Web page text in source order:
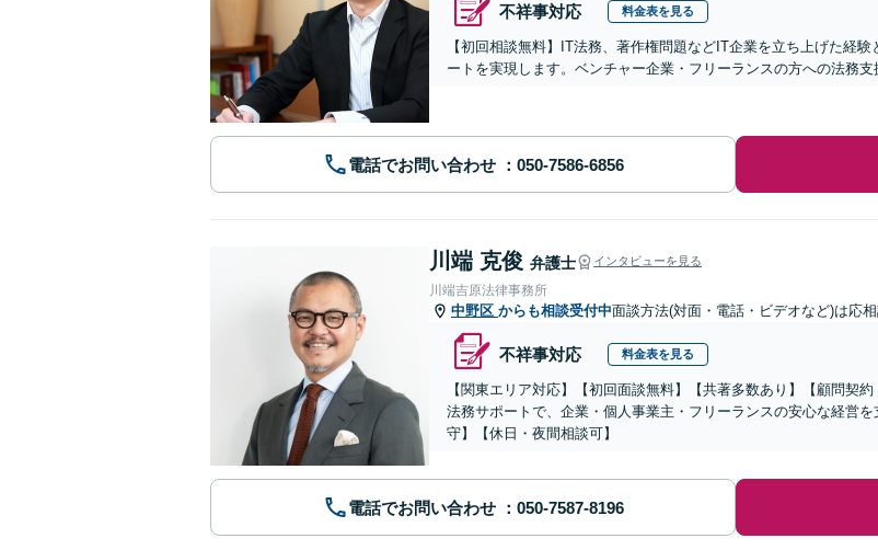
不祥事対応 料金表を見る
【初回相談無料】IT法務、著作権問題などIT企業を立ち上げた経
ートを実現します。ベンチャー企業・フリーランスの方への法務支
電話でお問い合わせ
川端 克俊 弁護士 インタビューを見る
川端吉原法律事務所
中野区 からも相談受付中面談方法(対面・電話・ビデオなど)は応
不祥事対応 料金表を見る
【関東エリア対応】【初回面談無料】【共著多数あり】【顧問契
法務サポートで、企業・個人事業主・フリーランスの安心な経営
守】【休日・夜間相談可】
電話でお問い合わせ